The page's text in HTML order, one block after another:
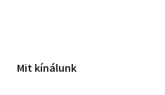
Mit kínálunk